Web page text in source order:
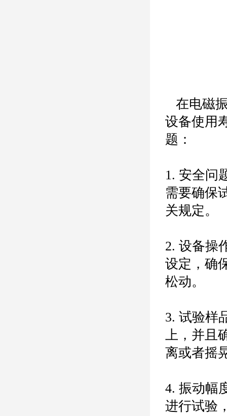
设备使用
题：
1. 安全问
需要确保
关规定。
2. 设备操
设定，确
松动。
3. 试验样
上，并且
离或者摇
4. 振动幅
进行试验